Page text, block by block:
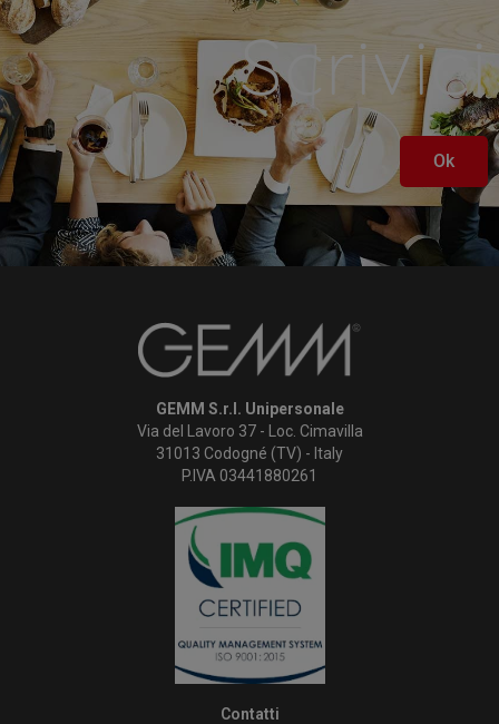
Scrivici
Ok
GEMM S.r.l. Unipersonale
Via del Lavoro 37 - Loc. Cimavilla
31013 Codogné (TV) - Italy
P.IVA 03441880261
Contatti